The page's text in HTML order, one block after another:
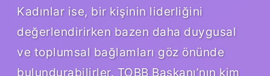
Kadınlar ise, bir kişinin liderliğini
değerlendirirken bazen daha duygusal
ve toplumsal bağlamları göz önünde
bulundurabilirler. TOBB Başkanı’nın kim